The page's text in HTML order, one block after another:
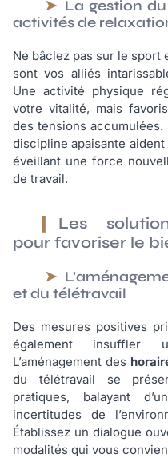
La gestion
activités de
Ne bâclez pas sur le sport
sont vos alliés
Une activité physique
votre vitalité, mais
des tensions
discipline apaisante
éveillant une force
de travail.
Les
pour favoriser le
et du télétravail
Des mesures positives
également insuffler
L’aménagement des
du télétravail se
pratiques, balayant
incertitudes de
Établissez un dialogue
modalités qui vous